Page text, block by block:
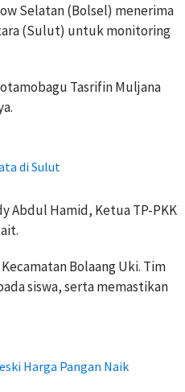
Selatan (Bolsel) menerima
(Sulut) untuk monitoring
Tasrifin Muljana
di Sulut
Abdul Hamid, Ketua TP-PKK
Bolaang Uki. Tim
siswa, serta memastikan
Harga Pangan Naik